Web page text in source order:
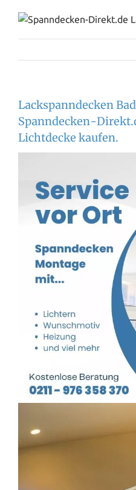
Inhalt
Lackspanndecken
Spanndecken-
Lichtdecke kaufen.